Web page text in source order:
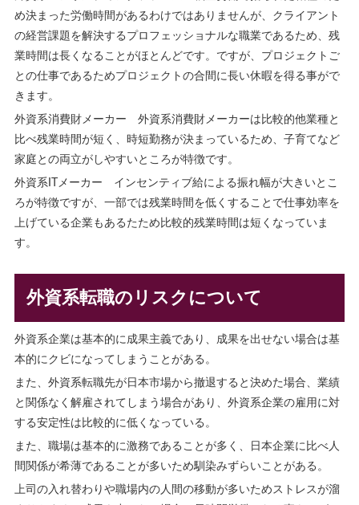
め決まった労働時間があるわけではありませんが、クライアント
の経営課題を解決するプロフェッショナルな職業であるため、残
業時間は長くなることがほとんどです。ですが、プロジェクトご
との仕事であるためプロジェクトの合間に長い休暇を得る事がで
きます。
外資系消費財メーカー 外資系消費財メーカーは比較的他業種と
比べ残業時間が短く、時短勤務が決まっているため、子育てなど
家庭との両立がしやすいところが特徴です。
外資系ITメーカー インセンティブ給による振れ幅が大きいとこ
ろが特徴ですが、一部では残業時間を低くすることで仕事効率を
上げている企業もあるたため比較的残業時間は短くなっていま
す。
外資系転職のリスクについて
外資系企業は基本的に成果主義であり、成果を出せない場合は基
本的にクビになってしまうことがある。
また、外資系転職先が日本市場から撤退すると決めた場合、業績
と関係なく解雇されてしまう場合があり、外資系企業の雇用に対
する安定性は比較的に低くなっている。
また、職場は基本的に激務であることが多く、日本企業に比べ人
間関係が希薄であることが多いため馴染みずらいことがある。
上司の入れ替わりや職場内の人間の移動が多いためストレスが溜